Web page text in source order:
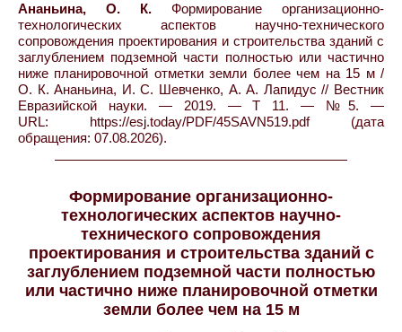
Ананьина, О. К. Формирование организационно-
технологических аспектов научно-технического
сопровождения проектирования и строительства зданий с
заглублением подземной части полностью или частично
ниже планировочной отметки земли более чем на 15 м /
О. К. Ананьина, И. С. Шевченко, А. А. Лапидус // Вестник
Евразийской науки. — 2019. — Т 11. — №5. —
URL: https://esj.today/PDF/45SAVN519.pdf (дата
обращения: 07.08.2026).
Формирование организационно-
технологических аспектов научно-
технического сопровождения
проектирования и строительства зданий с
заглублением подземной части полностью
или частично ниже планировочной отметки
земли более чем на 15 м